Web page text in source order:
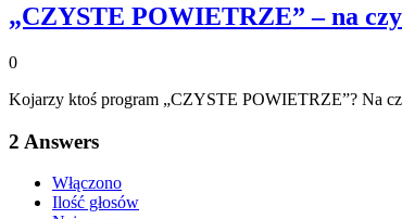
„CZYSTE POWIETRZE” – na
0
Kojarzy ktoś program „CZYSTE POWIETRZE”? Na
2 Answers
Włączono
Ilość głosów